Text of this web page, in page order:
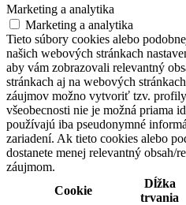
Marketing a analytika
Marketing a analytika
Tieto súbory cookies alebo
našich webových stránkach
aby vám zobrazovali relevantný
stránkach aj na webových
záujmov možno vytvoriť tzv.
všeobecnosti nie je možná priama
používajú iba pseudonymné
zariadení. Ak tieto cookies alebo
dostanete menej relevantný obsah/
záujmom.
Cookie
Dĺžka
trvania